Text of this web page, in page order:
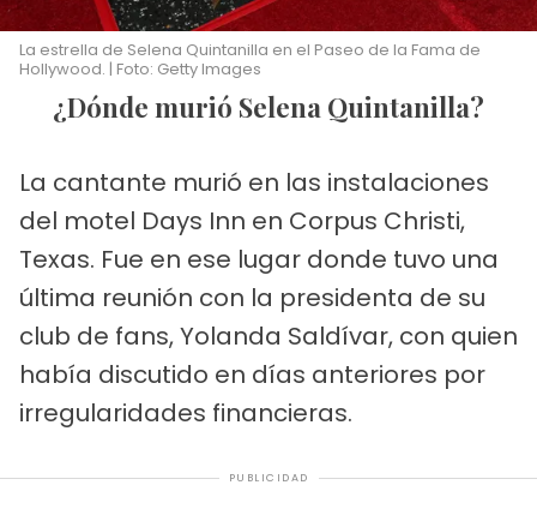
La estrella de Selena Quintanilla en el Paseo de la Fama de
Hollywood. | Foto: Getty Images
¿Dónde murió Selena Quintanilla?
La cantante murió en las instalaciones
del motel Days Inn en Corpus Christi,
Texas. Fue en ese lugar donde tuvo una
última reunión con la presidenta de su
club de fans, Yolanda Saldívar, con quien
había discutido en días anteriores por
irregularidades financieras.
PUBLICIDAD